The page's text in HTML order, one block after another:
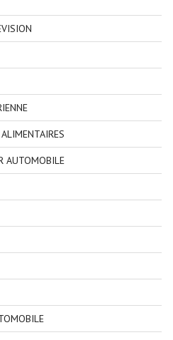
AUTOMOBILE